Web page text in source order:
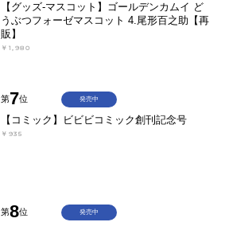
【グッズ-マスコット】ゴールデンカムイ ど
うぶつフォーゼマスコット 4.尾形百之助【再
販】
￥1,980
第7位
【コミック】ビビビコミック創刊記念号
￥935
発売中
第8位 発売中